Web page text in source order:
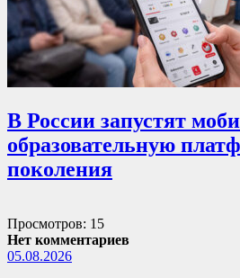
В России запустят
образовательную
поколения
Просмотров: 15
Нет комментариев
05.08.2026